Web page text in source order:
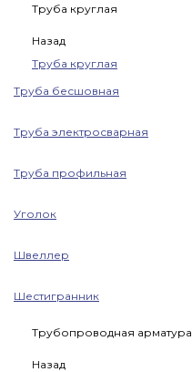
Труба круглая
Назад
Труба круглая
Труба бесшовная
Труба электросварная
Труба профильная
Уголок
Швеллер
Шестигранник
Трубопроводная арматура
Назад